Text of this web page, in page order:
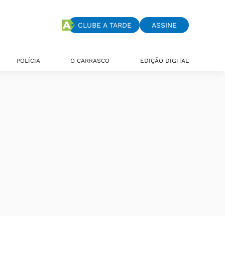
CLUBE A TARDE ASSINE
POLÍCIA O CARRASCO EDIÇÃO DIGITAL